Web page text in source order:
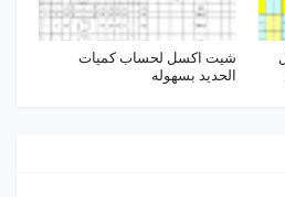
شيت اكسل لحساب كميات
الحديد بسهوله